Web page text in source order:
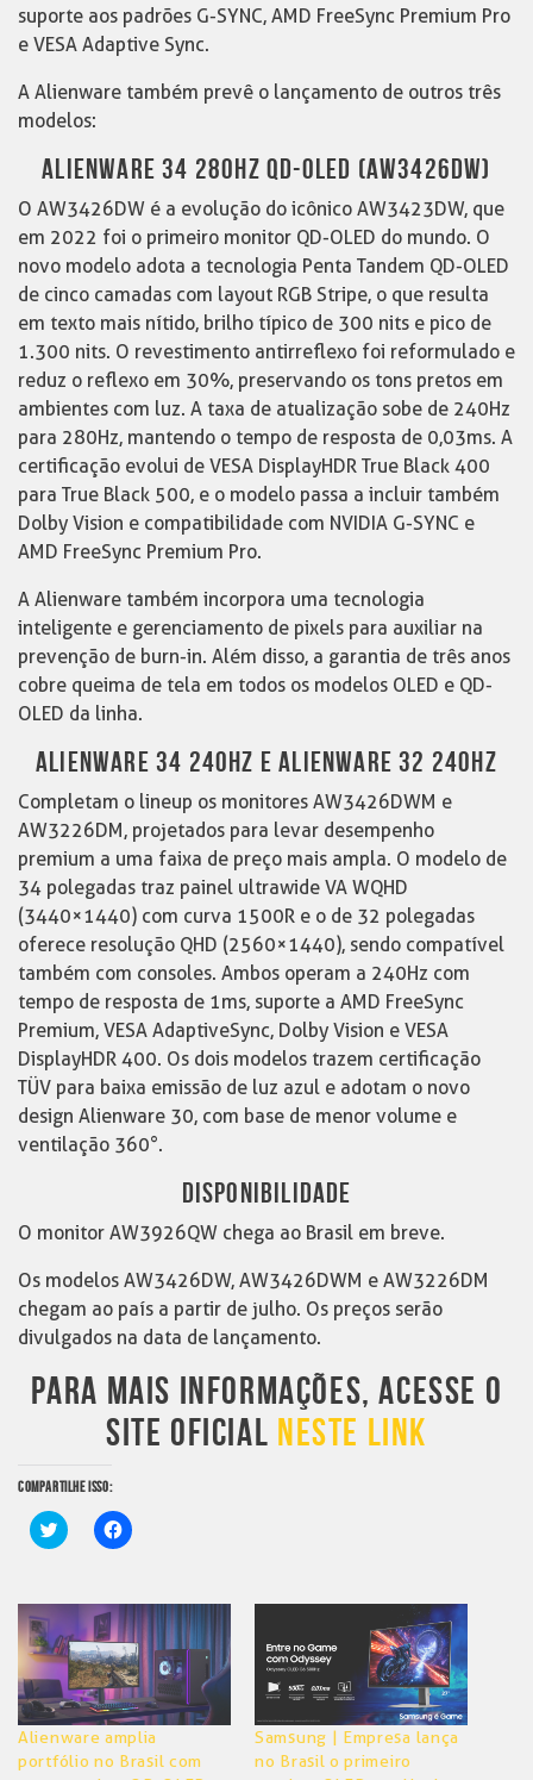
suporte aos padrões G-SYNC, AMD FreeSync Premium Pro
e VESA Adaptive Sync.
A Alienware também prevê o lançamento de outros três
modelos:
ALIENWARE 34 280HZ QD-OLED (AW3426DW)
O AW3426DW é a evolução do icônico AW3423DW, que
em 2022 foi o primeiro monitor QD-OLED do mundo. O
novo modelo adota a tecnologia Penta Tandem QD-OLED
de cinco camadas com layout RGB Stripe, o que resulta
em texto mais nítido, brilho típico de 300 nits e pico de
1.300 nits. O revestimento antirreflexo foi reformulado e
reduz o reflexo em 30%, preservando os tons pretos em
ambientes com luz. A taxa de atualização sobe de 240Hz
para 280Hz, mantendo o tempo de resposta de 0,03ms. A
certificação evolui de VESA DisplayHDR True Black 400
para True Black 500, e o modelo passa a incluir também
Dolby Vision e compatibilidade com NVIDIA G-SYNC e
AMD FreeSync Premium Pro.
A Alienware também incorpora uma tecnologia
inteligente e gerenciamento de pixels para auxiliar na
prevenção de burn-in. Além disso, a garantia de três anos
cobre queima de tela em todos os modelos OLED e QD-
OLED da linha.
ALIENWARE 34 240HZ E ALIENWARE 32 240HZ
Completam o lineup os monitores AW3426DWM e
AW3226DM, projetados para levar desempenho
premium a uma faixa de preço mais ampla. O modelo de
34 polegadas traz painel ultrawide VA WQHD
(3440×1440) com curva 1500R e o de 32 polegadas
oferece resolução QHD (2560×1440), sendo compatível
também com consoles. Ambos operam a 240Hz com
tempo de resposta de 1ms, suporte a AMD FreeSync
Premium, VESA AdaptiveSync, Dolby Vision e VESA
DisplayHDR 400. Os dois modelos trazem certificação
TÜV para baixa emissão de luz azul e adotam o novo
design Alienware 30, com base de menor volume e
ventilação 360°.
DISPONIBILIDADE
O monitor AW3926QW chega ao Brasil em breve.
Os modelos AW3426DW, AW3426DWM e AW3226DM
chegam ao país a partir de julho. Os preços serão
divulgados na data de lançamento.
PARA MAIS INFORMAÇÕES, ACESSE O
SITE OFICIAL NESTE LINK
COMPARTILHE ISSO:
Clique
para
em
nova
janela)
Clique
para
em
nova
janela)
Alienware amplia
portfólio no Brasil com
Samsung | Empresa lança
no Brasil o primeiro